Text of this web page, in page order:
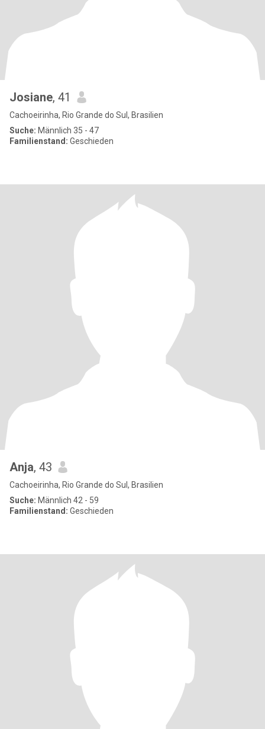
Josiane, 41
Cachoeirinha, Rio Grande do Sul, Brasilien
Suche: Männlich 35 - 47
Familienstand: Geschieden
Anja, 43
Cachoeirinha, Rio Grande do Sul, Brasilien
Suche: Männlich 42 - 59
Familienstand: Geschieden